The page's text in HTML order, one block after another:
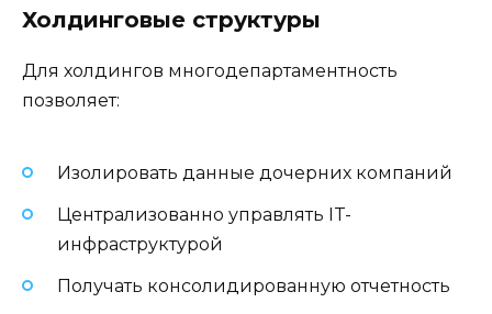
Холдинговые структуры
Для холдингов многодепартаментность
позволяет:
Изолировать данные дочерних компаний
Централизованно управлять IT-
инфраструктурой
Получать консолидированную отчетность